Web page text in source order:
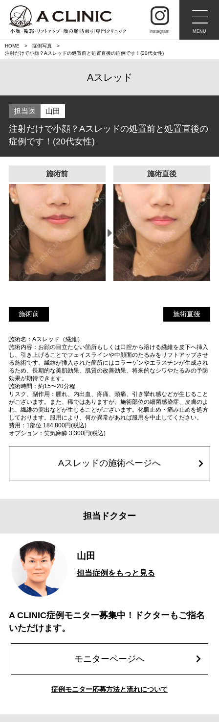
instagram MENU
HOME
症例写真
注射だけで小顔？Aスレッドの処置前と処置直後の症例です！(20代女性)
Aスレッド
担当医 山田
注射だけで小顔？Aスレッドの処置前と処置直後の
症例です！(20代女性)
施術前 施術直後
後
施術前 施術直後
施術名：Aスレッド（繊維）
施術内容：お顔の目立たない箇所もしくは口腔から溶ける繊維を皮下へ挿入
し、引き上げることでフェイスラインや中顔面のたるみをリフトアップさせ
る施術です。繊維が挿入された箇所にはコラーゲンやエラスチンが生成され
るため、長期的な美肌効果、肌質の改善効果、将来的なシワやたるみの予防
効果が期待できます。
施術時間：約15〜20分程
リスク、副作用：腫れ、内出血、疼痛、頭痛、引き攣れ感などが生じること
がございます。また、稀ではありますが、施術部位の細菌感染症、皮膚のよ
れ、繊維の突出などが生じることがございます。化膿止め・痛み止めを処方
しております。服用により、何か異常があれば服用を中止してください。
費用：1部位 184,800円(税込)
オプション：笑気麻酔 3,300円(税込)
Aスレッドの施術ページへ
担当ドクター
山田
担当症例をもっと見る
A CLINIC症例モニター募集中！ドクターもご指名
いただけます。
モニターページへ
症例モニター応募方法と流れについて